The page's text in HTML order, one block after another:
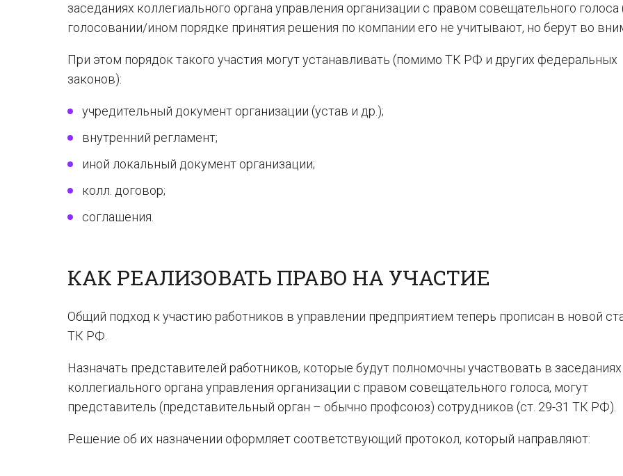
заседаниях коллегиального органа управления организации с правом совещательного голоса
голосовании/ином порядке принятия решения по компании его не учитывают, но берут во
При этом порядок такого участия могут устанавливать (помимо ТК РФ и других федеральных
законов):
учредительный документ организации (устав и др.);
внутренний регламент;
иной локальный документ организации;
колл. договор;
соглашения.
КАК РЕАЛИЗОВАТЬ ПРАВО НА УЧАСТИЕ
Общий подход к участию работников в управлении предприятием теперь прописан в новой
ТК РФ.
Назначать представителей работников, которые будут полномочны участвовать в заседаниях
коллегиального органа управления организации с правом совещательного голоса, могут
представитель (представительный орган – обычно профсоюз) сотрудников (ст. 29-31 ТК РФ).
Решение об их назначении оформляет соответствующий протокол, который направляют: